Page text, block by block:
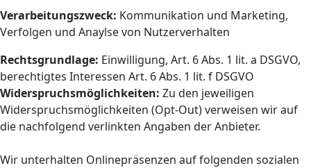
Verarbeitungszweck: Kommunikation und Marketing,
Verfolgen und Anaylse von Nutzerverhalten
Rechtsgrundlage: Einwilligung, Art. 6 Abs. 1 lit. a DSGVO,
berechtigtes Interessen Art. 6 Abs. 1 lit. f DSGVO
Widerspruchsmöglichkeiten: Zu den jeweiligen
Widerspruchsmöglichkeiten (Opt-Out) verweisen wir auf
die nachfolgend verlinkten Angaben der Anbieter.
Wir unterhalten Onlinepräsenzen auf folgenden sozialen